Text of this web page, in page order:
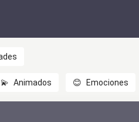
💫 Animados 😊 Emociones